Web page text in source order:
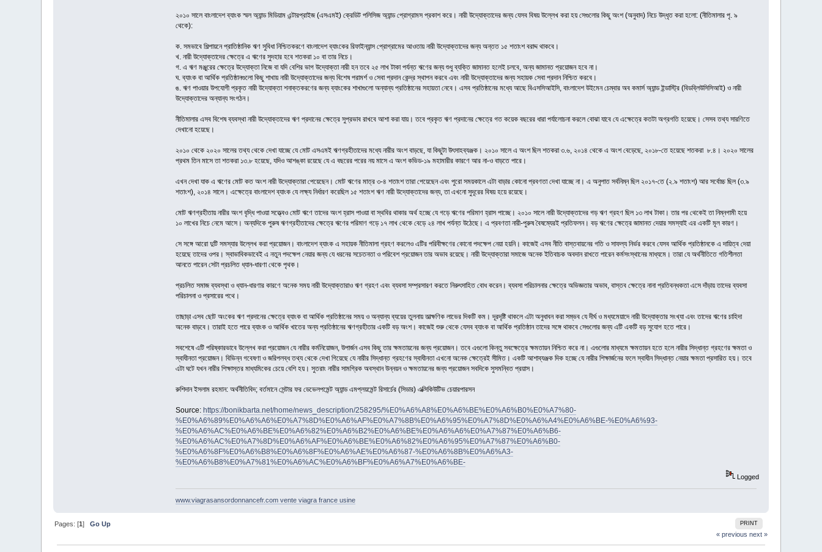
২০১০ সালে বাংলাদেশ ব্যাংক স্মল অ্যান্ড মিডিয়াম এন্টারপ্রাইজ (এসএমই) ক্রেডিট পলিসিজ অ্যান্ড প্রোগ্রামস প্রকাশ করে। নারী উদ্যোক্তাদের জন্য যেসব বিষয় উল্লেখ করা হয় সেগুলোর কিছু অংশ (অনুবাদ) নিচে উদ্ধৃত করা হলো: (নীতিমালার পৃ. ৯
থেকে):
ক. সমভাবে শিল্পায়নে প্রাতিষ্ঠানিক ঋণ সুবিধা নিশ্চিতকরণে বাংলাদেশ ব্যাংকের রিফাইন্যান্স প্রোগ্রামের আওতায় নারী উদ্যোক্তাদের জন্য অন্তত ১৫ শতাংশ বরাদ্দ থাকবে।
খ. নারী উদ্যোক্তাদের ক্ষেত্রে এ ঋণের সুদহার হবে শতকরা ১০ বা তার নিচে।
গ. এ ঋণ মঞ্জুরের ক্ষেত্রে উদ্যোক্তা নিজে বা যদি বেশির ভাগ উদ্যোক্তা নারী হন তবে ২৫ লাখ টাকা পর্যন্ত ঋণের জন্য শুধু ব্যক্তি জামানত হলেই চলবে, অন্য জামানত প্রয়োজন হবে না।
ঘ. ব্যাংক বা আর্থিক প্রতিষ্ঠানগুলো কিছু শাখায় নারী উদ্যোক্তাদের জন্য বিশেষ পরামর্শ ও সেবা প্রদান কেন্দ্র স্থাপন করবে এবং নারী উদ্যোক্তাদের জন্য সহায়ক সেবা প্রদান নিশ্চিত করবে।
ঙ. ঋণ পাওয়ার উপযোগী প্রকৃত নারী উদ্যোক্তা শনাক্তকরণের জন্য ব্যাংকের শাখাগুলো অন্যান্য প্রতিষ্ঠানের সহায়তা নেবে। এসব প্রতিষ্ঠানের মধ্যে আছে বিএসসিআইসি, বাংলাদেশ উইমেন চেম্বার অব কমার্স অ্যান্ড ইন্ডাস্ট্রি (বিডব্লিউসিসিআই) ও নারী
উদ্যোক্তাদের অন্যান্য সংগঠন।
নীতিমালার এসব বিশেষ ব্যবস্থা নারী উদ্যোক্তাদের ঋণ প্রদানের ক্ষেত্রে সুপ্রভাব রাখবে আশা করা যায়। তবে প্রকৃত ঋণ প্রদানের ক্ষেত্রে গত কয়েক বছরের ধারা পর্যালোচনা করলে বোঝা যাবে যে এক্ষেত্রে কতটা অগ্রগতি হয়েছে। সেসব তথ্য সারণিতে
দেখানো হয়েছে।
২০১০ থেকে ২০২০ সালের তথ্য থেকে দেখা যাচ্ছে যে মোট এসএমই ঋণগ্রহীতাদের মধ্যে নারীর অংশ বাড়ছে, যা কিছুটা উৎসাহব্যঞ্জক। ২০১০ সালে এ অংশ ছিল শতকরা ৩.৬, ২০১৪ থেকে এ অংশ বেড়েছে, ২০১৮-তে হয়েছে শতকরা ৮.৪। ২০২০ সালের
প্রথম তিন মাসে তা শতকরা ১৩.৮ হয়েছে, যদিও আশঙ্কা রয়েছে যে এ বছরের পরের নয় মাসে এ অংশ কভিড-১৯ মহামারীর কারণে আর না-ও বাড়তে পারে।
এখন দেখা যাক এ ঋণের মোট কত অংশ নারী উদ্যোক্তারা পেয়েছেন। মোট ঋণের মাত্র ৩-৪ শতাংশ তারা পেয়েছেন এবং পুরো সময়কালে এটা বাড়ার কোনো প্রবণতা দেখা যাচ্ছে না। এ অনুপাত সর্বনিম্ন ছিল ২০১৭-তে (২.৯ শতাংশ) আর সর্বোচ্চ ছিল (৩.৯
শতাংশ), ২০১৪ সালে। এক্ষেত্রে বাংলাদেশ ব্যাংক যে লক্ষ্য নির্ধারণ করেছিল ১৫ শতাংশ ঋণ নারী উদ্যোক্তাদের জন্য, তা এখনো সুদূরের বিষয় হয়ে রয়েছে।
মোট ঋণগ্রহীতায় নারীর অংশ বৃদ্ধি পাওয়া সত্ত্বেও মোট ঋণে তাদের অংশ হ্রাস পাওয়া বা স্থবির থাকার অর্থ হচ্ছে যে গড়ে ঋণের পরিমাণ হ্রাস পাচ্ছে। ২০১০ সালে নারী উদ্যোক্তাদের গড় ঋণ গ্রহণ ছিল ১৩ লাখ টাকা। তার পর থেকেই তা নিম্নগামী হয়ে
১০ লাখের নিচে নেমে আসে। অন্যদিকে পুরুষ ঋণগ্রহীতাদের ক্ষেত্রে ঋণের পরিমাণ গড়ে ১৭ লাখ থেকে বেড়ে ২৪ লাখ পর্যন্ত উঠেছে। এ প্রবণতা নারী-পুরুষ বৈষম্যেরই প্রতিফলন। বড় ঋণের ক্ষেত্রে জামানত দেয়ার সমস্যাই এর একটি মূল কারণ।
সে সঙ্গে আরো দুটি সমস্যার উল্লেখ করা প্রয়োজন। বাংলাদেশ ব্যাংক এ সহায়ক নীতিমালা গ্রহণ করলেও এটির পরিবীক্ষণের কোনো পদক্ষেপ নেয়া হয়নি। কাজেই এসব নীতি বাস্তবায়নের গতি ও সাফল্য নির্ভর করবে যেসব আর্থিক প্রতিষ্ঠানকে এ দায়িত্ব দেয়া
হয়েছে তাদের ওপর। স্বাভাবিকভাবেই এ নতুন পদক্ষেপ নেয়ার জন্য যে ধরনের সচেতনতা ও পরিবেশ প্রয়োজন তার অভাব রয়েছে। নারী উদ্যোক্তারা সমাজে অনেক ইতিবাচক অবদান রাখতে পারেন কর্মসংস্থানের মাধ্যমে। তারা যে অর্থনীতিতে গতিশীলতা
আনতে পারেন সেটা প্রচলিত ধ্যান-ধারণা থেকে পৃথক।
প্রচলিত সমাজ ব্যবস্থা ও ধ্যান-ধারণার কারণে অনেক সময় নারী উদ্যোক্তারাও ঋণ গ্রহণ এবং ব্যবসা সম্প্রসারণ করতে নিরুৎসাহিত বোধ করেন। ব্যবসা পরিচালনার ক্ষেত্রে অভিজ্ঞতার অভাব, বাস্তব ক্ষেত্রে নানা প্রতিবন্ধকতা এসে দাঁড়ায় তাদের ব্যবসা
পরিচালনা ও প্রসারের পথে।
তাছাড়া এসব ছোট অংকের ঋণ প্রদানের ক্ষেত্রে ব্যাংক বা আর্থিক প্রতিষ্ঠানের সময় ও অন্যান্য ব্যয়ের তুলনায় তাত্ক্ষণিক লাভের দিকটি কম। দূরদৃষ্টি থাকলে এটা অনুধাবন করা সম্ভব যে দীর্ঘ ও মধ্যমেয়াদে নারী উদ্যোক্তার সংখ্যা এবং তাদের ঋণের চাহিদা
অনেক বাড়বে। তারাই হতে পারে ব্যাংক ও আর্থিক খাতের অন্য প্রতিষ্ঠানের ঋণগ্রহীতার একটি বড় অংশ। কাজেই শুরু থেকে যেসব ব্যাংক বা আর্থিক প্রতিষ্ঠান তাদের সঙ্গে থাকবে সেগুলোর জন্য এটি একটি বড় সুযোগ হতে পারে।
সবশেষে এটি পরিষ্কারভাবে উল্লেখ করা প্রয়োজন যে নারীর কর্মনিয়োজন, উপার্জন এসব কিছু তার ক্ষমতায়নের জন্য প্রয়োজন। তবে এগুলো কিন্তু সবক্ষেত্রে ক্ষমতায়ন নিশ্চিত করে না। এগুলোর মাধ্যমে ক্ষমতায়ন হতে হলে নারীর সিদ্ধান্ত গ্রহণের ক্ষমতা ও
স্বাধীনতা প্রয়োজন। বিভিন্ন গবেষণা ও জরিপলব্ধ তথ্য থেকে দেখা গিয়েছে যে নারীর সিদ্ধান্ত গ্রহণের স্বাধীনতা এখনো অনেক ক্ষেত্রেই সীমিত। একটি আশাব্যঞ্জক দিক হচ্ছে যে নারীর শিক্ষার্জনের ফলে স্বাধীন সিদ্ধান্ত নেয়ার ক্ষমতা প্রসারিত হয়। তবে
এটা ঘটে যখন নারীর শিক্ষাস্তর মাধ্যমিকের চেয়ে বেশি হয়। সুতরাং নারীর সামগ্রিক অবস্থান উন্নয়ন ও ক্ষমতায়নের জন্য প্রয়োজন সবদিকে সুসমন্বিত প্রয়াস।
রুশিদান ইসলাম রহমান: অর্থনীতিবিদ; বর্তমানে সেন্টার ফর ডেভেলপমেন্ট অ্যান্ড এমপ্লয়মেন্ট রিসার্চের (সিডার) এক্সিকিউটিভ চেয়ারপারসন
Source: https://bonikbarta.net/home/news_description/258295/%E0%A6%A8%E0%A6%BE%E0%A6%B0%E0%A7%80-
%E0%A6%89%E0%A6%A6%E0%A7%8D%E0%A6%AF%E0%A7%8B%E0%A6%95%E0%A7%8D%E0%A6%A4%E0%A6%BE-%E0%A6%93-
%E0%A6%AC%E0%A6%BE%E0%A6%82%E0%A6%B2%E0%A6%BE%E0%A6%A6%E0%A7%87%E0%A6%B6-
%E0%A6%AC%E0%A7%8D%E0%A6%AF%E0%A6%BE%E0%A6%82%E0%A6%95%E0%A7%87%E0%A6%B0-
%E0%A6%8F%E0%A6%B8%E0%A6%8F%E0%A6%AE%E0%A6%87-%E0%A6%8B%E0%A6%A3-
%E0%A6%B8%E0%A7%81%E0%A6%AC%E0%A6%BF%E0%A6%A7%E0%A6%BE-
Logged
www.viagrasansordonnancefr.com vente viagra france usine
PRINT
Pages: [1]Go Up
« previous next »